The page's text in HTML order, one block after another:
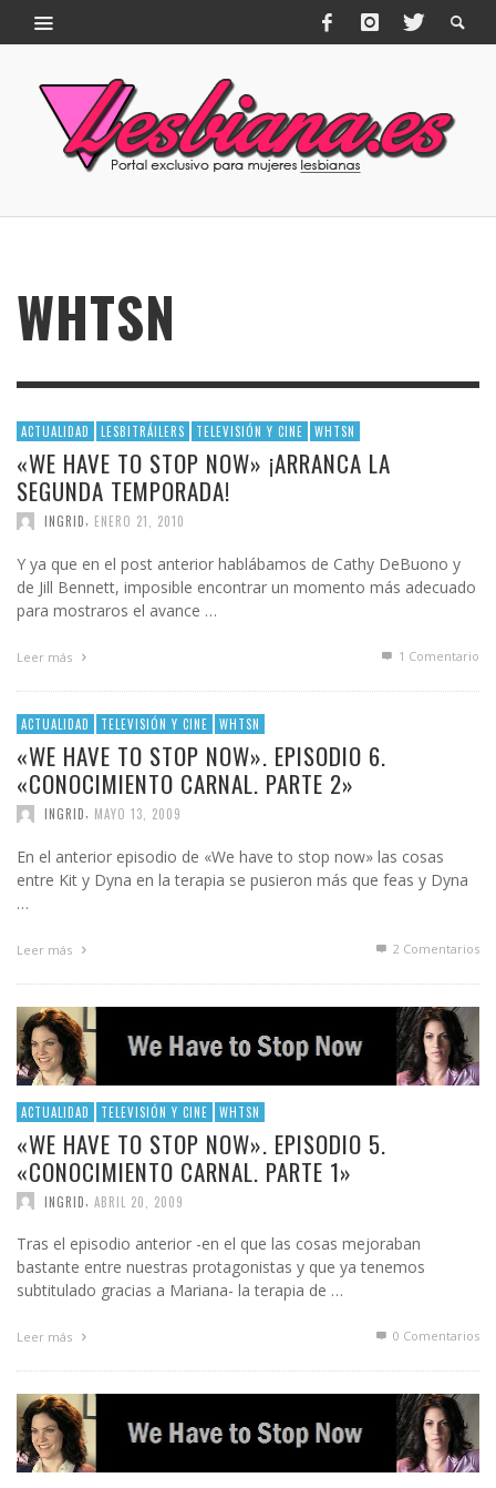
WHTSN
ACTUALIDAD LESBITRÁILERS TELEVISIÓN Y CINE WHTSN
«WE HAVE TO STOP NOW» ¡ARRANCA LA
SEGUNDA TEMPORADA!
INGRID ENERO 21, 2010
Y ya que en el post anterior hablábamos de Cathy DeBuono y
de Jill Bennett, imposible encontrar un momento más adecuado
para mostraros el avance …
Leer más 1 Comentario
ACTUALIDAD TELEVISIÓN Y CINE WHTSN
«WE HAVE TO STOP NOW». EPISODIO 6.
«CONOCIMIENTO CARNAL. PARTE 2»
INGRID MAYO 13, 2009
En el anterior episodio de «We have to stop now» las cosas
entre Kit y Dyna en la terapia se pusieron más que feas y Dyna
…
Leer más 2 Comentarios
ACTUALIDAD TELEVISIÓN Y CINE WHTSN
«WE HAVE TO STOP NOW». EPISODIO 5.
«CONOCIMIENTO CARNAL. PARTE 1»
INGRID ABRIL 20, 2009
Tras el episodio anterior -en el que las cosas mejoraban
bastante entre nuestras protagonistas y que ya tenemos
subtitulado gracias a Mariana- la terapia de …
Leer más 0 Comentarios